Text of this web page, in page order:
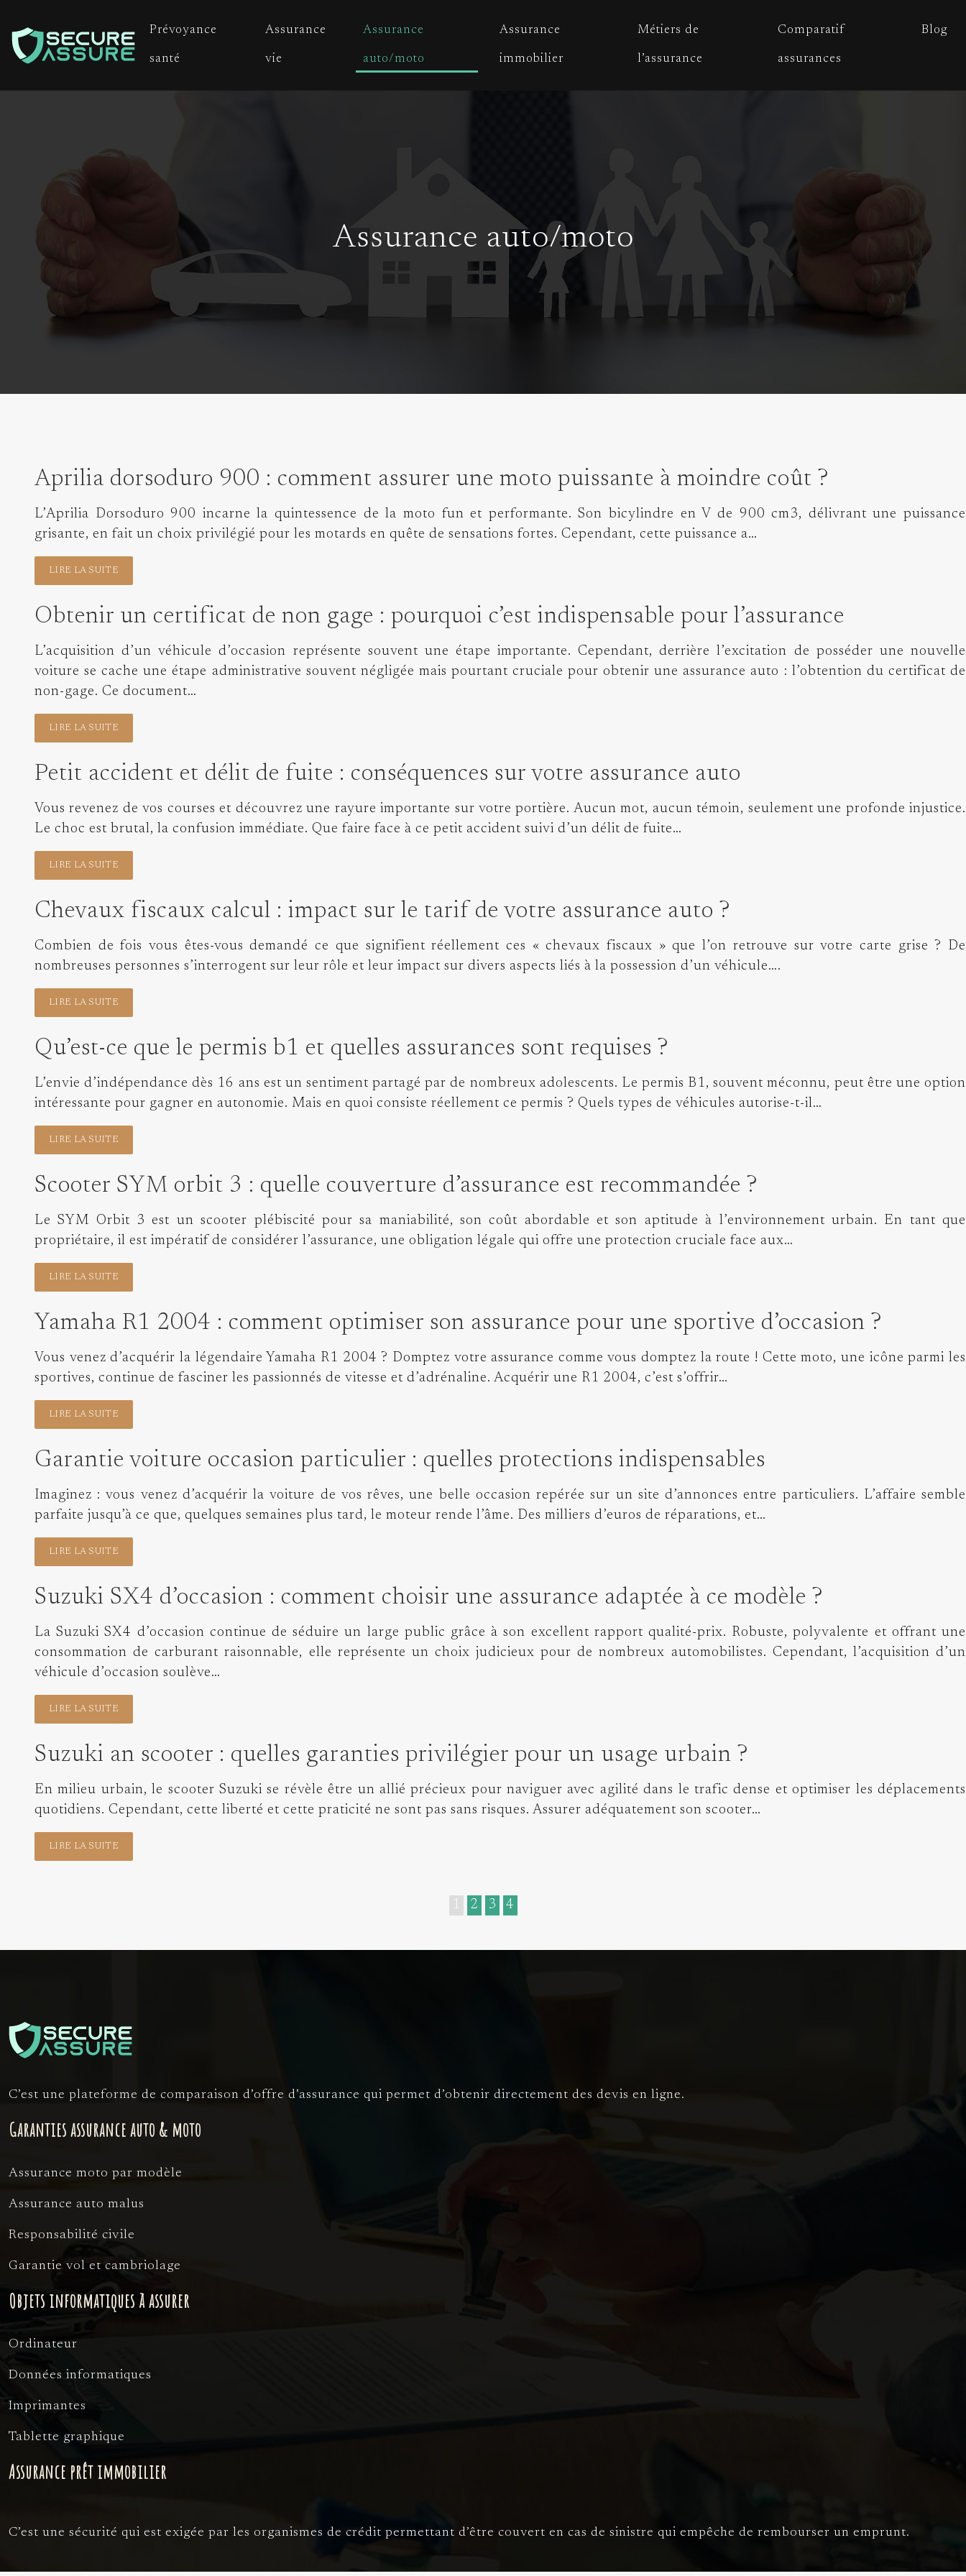
Prévoyance
santé
Assurance
vie
Assurance
auto/moto
Assurance
immobilier
Métiers de
l’assurance
Comparatif
assurances
Blog
Assurance auto/moto
Aprilia dorsoduro 900 : comment assurer une moto puissante à moindre coût ?
L’Aprilia Dorsoduro 900 incarne la quintessence de la moto fun et performante. Son bicylindre en V de 900 cm3, délivrant une puissance
grisante, en fait un choix privilégié pour les motards en quête de sensations fortes. Cependant, cette puissance a…
LIRE LA SUITE
Obtenir un certificat de non gage : pourquoi c’est indispensable pour l’assurance
L’acquisition d’un véhicule d’occasion représente souvent une étape importante. Cependant, derrière l’excitation de posséder une nouvelle
voiture se cache une étape administrative souvent négligée mais pourtant cruciale pour obtenir une assurance auto : l’obtention du certificat de
non-gage. Ce document…
LIRE LA SUITE
Petit accident et délit de fuite : conséquences sur votre assurance auto
Vous revenez de vos courses et découvrez une rayure importante sur votre portière. Aucun mot, aucun témoin, seulement une profonde injustice.
Le choc est brutal, la confusion immédiate. Que faire face à ce petit accident suivi d’un délit de fuite…
LIRE LA SUITE
Chevaux fiscaux calcul : impact sur le tarif de votre assurance auto ?
Combien de fois vous êtes-vous demandé ce que signifient réellement ces « chevaux fiscaux » que l’on retrouve sur votre carte grise ? De
nombreuses personnes s’interrogent sur leur rôle et leur impact sur divers aspects liés à la possession d’un véhicule….
LIRE LA SUITE
Qu’est-ce que le permis b1 et quelles assurances sont requises ?
L’envie d’indépendance dès 16 ans est un sentiment partagé par de nombreux adolescents. Le permis B1, souvent méconnu, peut être une option
intéressante pour gagner en autonomie. Mais en quoi consiste réellement ce permis ? Quels types de véhicules autorise-t-il…
LIRE LA SUITE
Scooter SYM orbit 3 : quelle couverture d’assurance est recommandée ?
Le SYM Orbit 3 est un scooter plébiscité pour sa maniabilité, son coût abordable et son aptitude à l’environnement urbain. En tant que
propriétaire, il est impératif de considérer l’assurance, une obligation légale qui offre une protection cruciale face aux…
LIRE LA SUITE
Yamaha R1 2004 : comment optimiser son assurance pour une sportive d’occasion ?
Vous venez d’acquérir la légendaire Yamaha R1 2004 ? Domptez votre assurance comme vous domptez la route ! Cette moto, une icône parmi les
sportives, continue de fasciner les passionnés de vitesse et d’adrénaline. Acquérir une R1 2004, c’est s’offrir…
LIRE LA SUITE
Garantie voiture occasion particulier : quelles protections indispensables
Imaginez : vous venez d’acquérir la voiture de vos rêves, une belle occasion repérée sur un site d’annonces entre particuliers. L’affaire semble
parfaite jusqu’à ce que, quelques semaines plus tard, le moteur rende l’âme. Des milliers d’euros de réparations, et…
LIRE LA SUITE
Suzuki SX4 d’occasion : comment choisir une assurance adaptée à ce modèle ?
La Suzuki SX4 d’occasion continue de séduire un large public grâce à son excellent rapport qualité-prix. Robuste, polyvalente et offrant une
consommation de carburant raisonnable, elle représente un choix judicieux pour de nombreux automobilistes. Cependant, l’acquisition d’un
véhicule d’occasion soulève…
LIRE LA SUITE
Suzuki an scooter : quelles garanties privilégier pour un usage urbain ?
En milieu urbain, le scooter Suzuki se révèle être un allié précieux pour naviguer avec agilité dans le trafic dense et optimiser les déplacements
quotidiens. Cependant, cette liberté et cette praticité ne sont pas sans risques. Assurer adéquatement son scooter…
LIRE LA SUITE
1 2 3 4
C’est une plateforme de comparaison d’offre d’assurance qui permet d’obtenir directement des devis en ligne.
Garanties assurance auto & moto
Assurance moto par modèle
Assurance auto malus
Responsabilité civile
Garantie vol et cambriolage
Objets informatiques à assurer
Ordinateur
Données informatiques
Imprimantes
Tablette graphique
Assurance prêt immobilier
C’est une sécurité qui est exigée par les organismes de crédit permettant d’être couvert en cas de sinistre qui empêche de rembourser un emprunt.